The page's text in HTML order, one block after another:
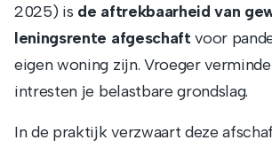
2025) is de aftrekbaarheid van
leningsrente afgeschaft voor
eigen woning zijn. Vroeger
intresten je belastbare grondslag.
In de praktijk verzwaart deze